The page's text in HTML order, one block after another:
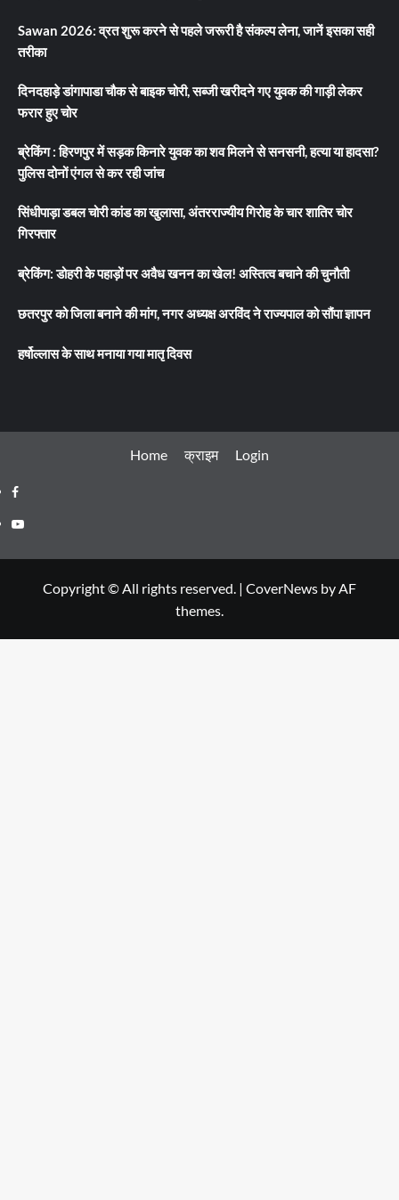
Sawan 2026: व्रत शुरू करने से पहले जरूरी है संकल्प लेना, जानें इसका सही
तरीका
दिनदहाड़े डांगापाडा चौक से बाइक चोरी, सब्जी खरीदने गए युवक की गाड़ी लेकर
फरार हुए चोर
ब्रेकिंग : हिरणपुर में सड़क किनारे युवक का शव मिलने से सनसनी, हत्या या हादसा?
पुलिस दोनों एंगल से कर रही जांच
सिंधीपाड़ा डबल चोरी कांड का खुलासा, अंतरराज्यीय गिरोह के चार शातिर चोर
गिरफ्तार
ब्रेकिंग: डोहरी के पहाड़ों पर अवैध खनन का खेल! अस्तित्व बचाने की चुनौती
छतरपुर को जिला बनाने की मांग, नगर अध्यक्ष अरविंद ने राज्यपाल को सौंपा ज्ञापन
हर्षोल्लास के साथ मनाया गया मातृ दिवस
Home क्राइम Login
Facebook
Youtube
Copyright © All rights reserved. | CoverNews by AF
themes.